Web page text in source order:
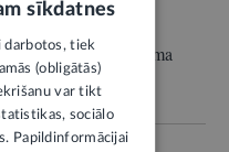
cenu pieauguma
sīkdatnes
tiek
(obligātās)
var tikt
sociālo
Papildinformācijai